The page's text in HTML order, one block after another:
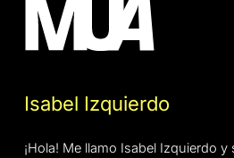
Isabel Izquierdo
¡Hola! Me llamo Isabel Izquierdo